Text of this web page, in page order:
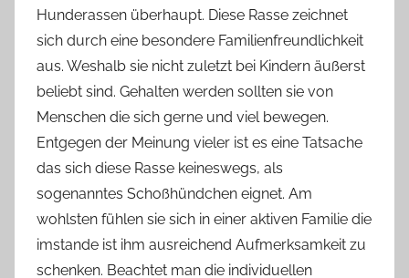
Hunderassen überhaupt. Diese Rasse zeichnet
sich durch eine besondere Familienfreundlichkeit
aus. Weshalb sie nicht zuletzt bei Kindern äußerst
beliebt sind. Gehalten werden sollten sie von
Menschen die sich gerne und viel bewegen.
Entgegen der Meinung vieler ist es eine Tatsache
das sich diese Rasse keineswegs, als
sogenanntes Schoßhündchen eignet. Am
wohlsten fühlen sie sich in einer aktiven Familie die
imstande ist ihm ausreichend Aufmerksamkeit zu
schenken. Beachtet man die individuellen